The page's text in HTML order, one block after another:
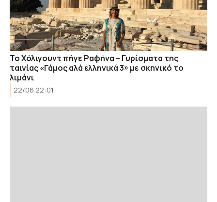
Το Χόλιγουντ πήγε Ραφήνα – Γυρίσματα της
ταινίας «Γάμος αλά ελληνικά 3» με σκηνικό το
λιμάνι
22/06 22:01